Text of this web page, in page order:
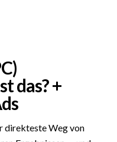
das? +
direkteste Weg von